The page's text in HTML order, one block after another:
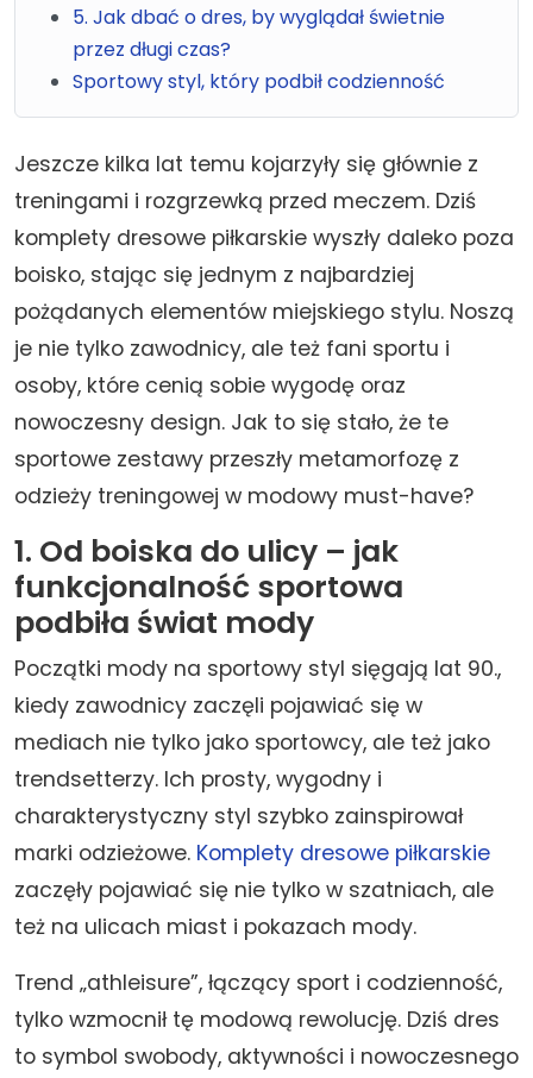
5. Jak dbać o dres, by wyglądał świetnie
przez długi czas?
Sportowy styl, który podbił codzienność
Jeszcze kilka lat temu kojarzyły się głównie z
treningami i rozgrzewką przed meczem. Dziś
komplety dresowe piłkarskie wyszły daleko poza
boisko, stając się jednym z najbardziej
pożądanych elementów miejskiego stylu. Noszą
je nie tylko zawodnicy, ale też fani sportu i
osoby, które cenią sobie wygodę oraz
nowoczesny design. Jak to się stało, że te
sportowe zestawy przeszły metamorfozę z
odzieży treningowej w modowy must-have?
1. Od boiska do ulicy – jak
funkcjonalność sportowa
podbiła świat mody
Początki mody na sportowy styl sięgają lat 90.,
kiedy zawodnicy zaczęli pojawiać się w
mediach nie tylko jako sportowcy, ale też jako
trendsetterzy. Ich prosty, wygodny i
charakterystyczny styl szybko zainspirował
marki odzieżowe. Komplety dresowe piłkarskie
zaczęły pojawiać się nie tylko w szatniach, ale
też na ulicach miast i pokazach mody.
Trend „athleisure”, łączący sport i codzienność,
tylko wzmocnił tę modową rewolucję. Dziś dres
to symbol swobody, aktywności i nowoczesnego